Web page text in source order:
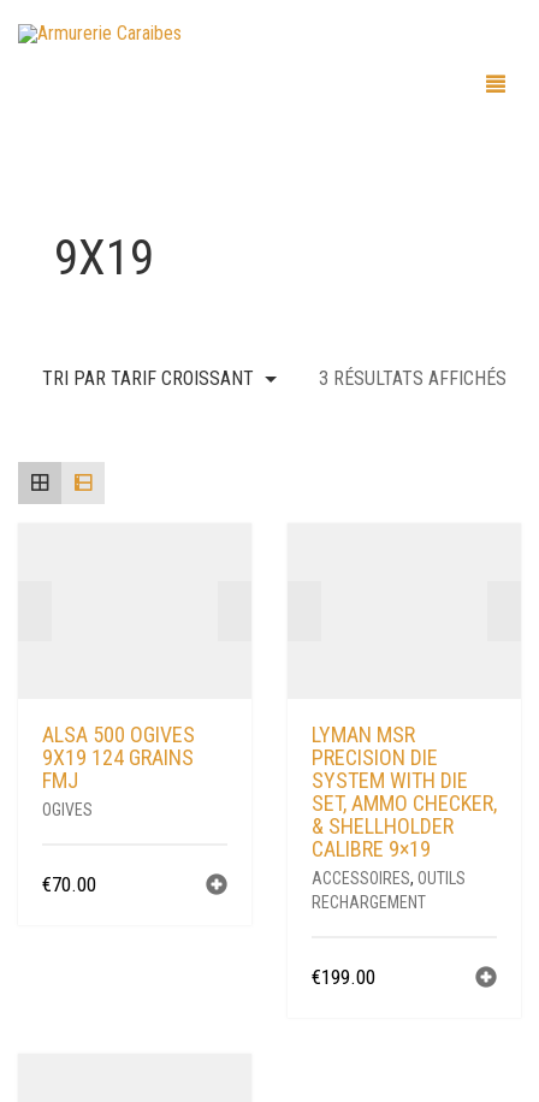
9X19
TRI PAR TARIF CROISSANT 3 RÉSULTATS AFFICHÉS
ALSA 500 OGIVES
9X19 124 GRAINS
FMJ
OGIVES
€70.00
LYMAN MSR
PRECISION DIE
SYSTEM WITH DIE
SET, AMMO CHECKER,
& SHELLHOLDER
CALIBRE 9×19
ACCESSOIRES, OUTILS
RECHARGEMENT
€199.00